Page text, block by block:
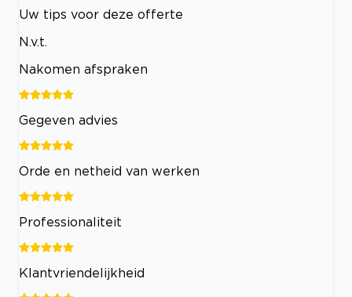
Uw tips voor deze offerte
N.v.t.
Nakomen afspraken
Gegeven advies
Orde en netheid van werken
Professionaliteit
Klantvriendelijkheid